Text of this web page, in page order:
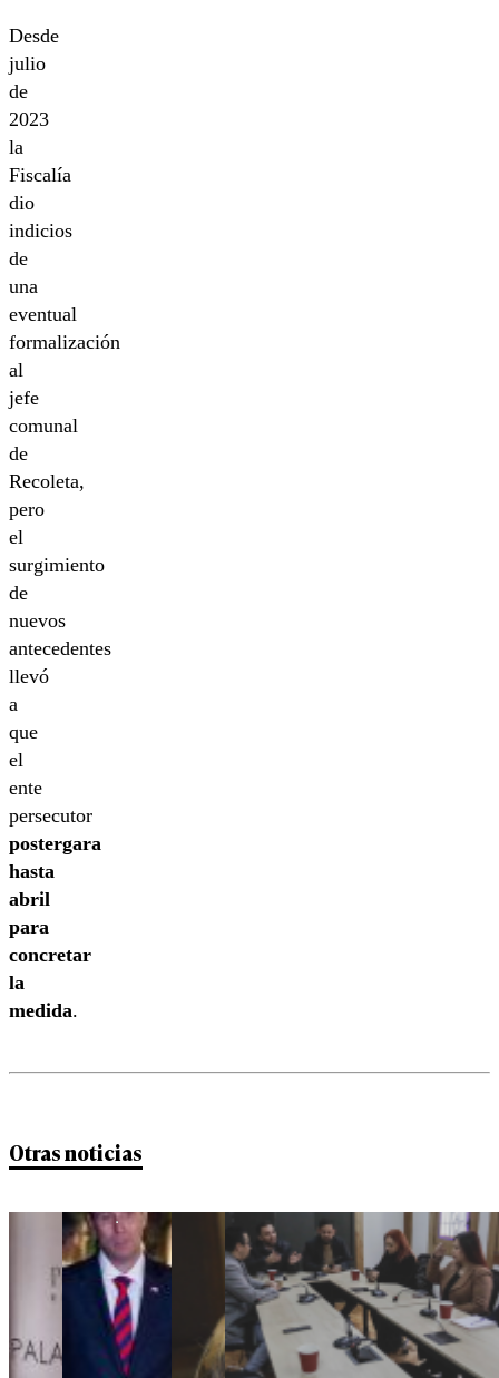
Desde
julio
de
2023
la
Fiscalía
dio
indicios
de
una
eventual
formalización
al
jefe
comunal
de
Recoleta,
pero
el
surgimiento
de
nuevos
antecedentes
llevó
a
que
el
ente
persecutor
postergara
hasta
abril
para
concretar
la
medida.
Otras noticias